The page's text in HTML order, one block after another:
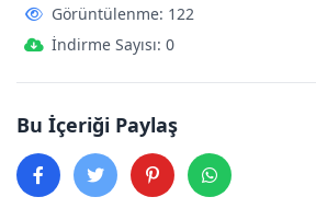
Görüntülenme: 122
İndirme Sayısı: 0
Bu İçeriği Paylaş